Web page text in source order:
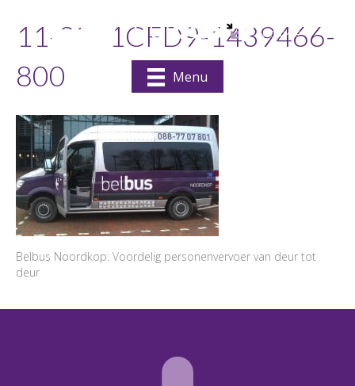
Menu
11-2821CFD9-1439466-
800
Belbus Noordkop: Voordelig personenvervoer van deur tot
deur